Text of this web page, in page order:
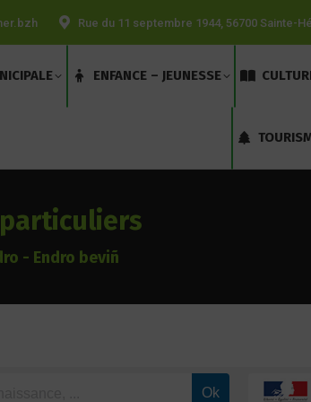
Rue du 11 septembre 1944, 56700 Sainte-
ENFANCE – JEUNESSE
- Endro beviñ